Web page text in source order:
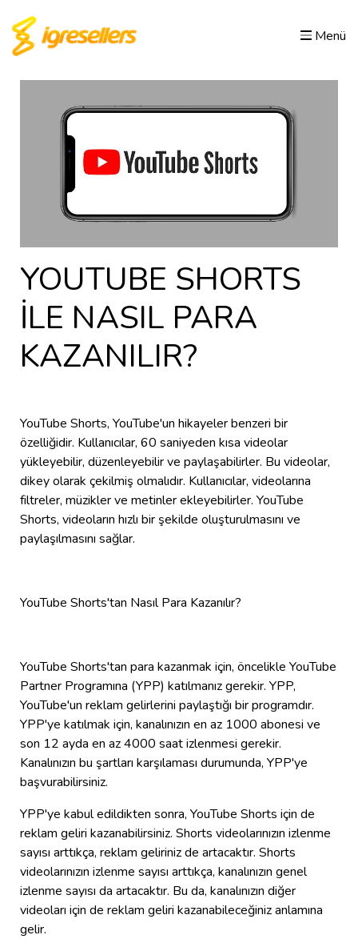
Menü
YOUTUBE SHORTS
İLE NASIL PARA
KAZANILIR?
YouTube Shorts, YouTube'un hikayeler benzeri bir
özelliğidir. Kullanıcılar, 60 saniyeden kısa videolar
yükleyebilir, düzenleyebilir ve paylaşabilirler. Bu videolar,
dikey olarak çekilmiş olmalıdır. Kullanıcılar, videolarına
filtreler, müzikler ve metinler ekleyebilirler. YouTube
Shorts, videoların hızlı bir şekilde oluşturulmasını ve
paylaşılmasını sağlar.
YouTube Shorts'tan Nasıl Para Kazanılır?
YouTube Shorts'tan para kazanmak için, öncelikle YouTube
Partner Programına (YPP) katılmanız gerekir. YPP,
YouTube'un reklam gelirlerini paylaştığı bir programdır.
YPP'ye katılmak için, kanalınızın en az 1000 abonesi ve
son 12 ayda en az 4000 saat izlenmesi gerekir.
Kanalınızın bu şartları karşılaması durumunda, YPP'ye
başvurabilirsiniz.
YPP'ye kabul edildikten sonra, YouTube Shorts için de
reklam geliri kazanabilirsiniz. Shorts videolarınızın izlenme
sayısı arttıkça, reklam geliriniz de artacaktır. Shorts
videolarınızın izlenme sayısı arttıkça, kanalınızın genel
izlenme sayısı da artacaktır. Bu da, kanalınızın diğer
videoları için de reklam geliri kazanabileceğiniz anlamına
gelir.